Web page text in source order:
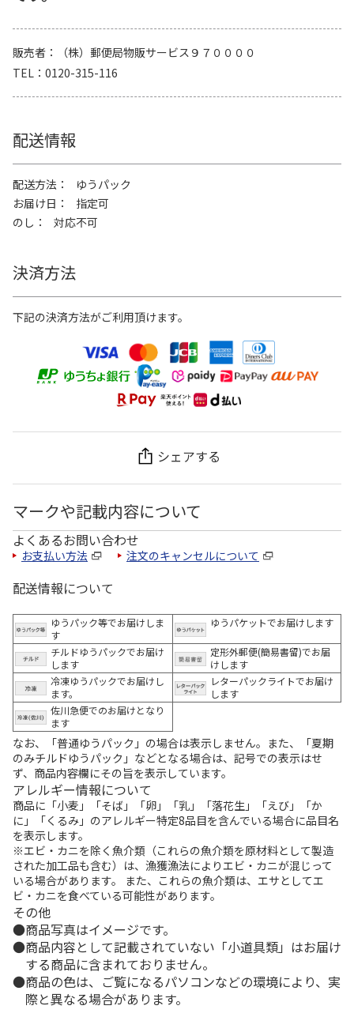
販売者
（株）郵便局物販サービス９７００００
TEL
0120-315-116
配送情報
配送方法
ゆうパック
お届け日
指定可
のし
対応不可
決済方法
下記の決済方法がご利用頂けます。
シェアする
マークや記載内容について
よくあるお問い合わせ
お支払い方法 注文のキャンセルについて
配送情報について
ゆうパック等でお届けしま
す
ゆうパケットでお届けします
チルドゆうパックでお届け
します
定形外郵便(簡易書留)でお届
けします
冷凍ゆうパックでお届けし
ます。
レターパックライトでお届け
します
佐川急便でのお届けとなり
ます
なお、「普通ゆうパック」の場合は表示しません。また、「夏期
のみチルドゆうパック」などとなる場合は、記号での表示はせ
ず、商品内容欄にその旨を表示しています。
アレルギー情報について
商品に「小麦」「そば」「卵」「乳」「落花生」「えび」「か
に」「くるみ」のアレルギー特定8品目を含んでいる場合に品目名
を表示します。
※エビ・カニを除く魚介類（これらの魚介類を原材料として製造
された加工品も含む）は、漁獲漁法によりエビ・カニが混じって
いる場合があります。 また、これらの魚介類は、エサとしてエ
ビ・カニを食べている可能性があります。
その他
商品写真はイメージです。
商品内容として記載されていない「小道具類」はお届け
する商品に含まれておりません。
商品の色は、ご覧になるパソコンなどの環境により、実
際と異なる場合があります。